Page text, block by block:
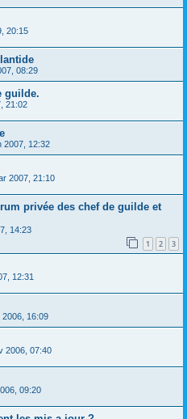
20:15
08:29
guilde.
21:02
2007, 12:32
2007, 21:10
privée des chef de guilde et
14:23
1 2 3
12:31
2006, 16:09
2006, 07:40
09:20